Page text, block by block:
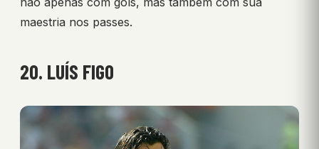
maestria nos passes.
20. LUÍS FIGO